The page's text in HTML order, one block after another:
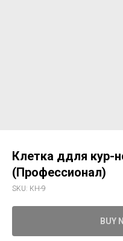
Клетка ддля кур-
(Профессионал)
SKU: КН-9
BUY